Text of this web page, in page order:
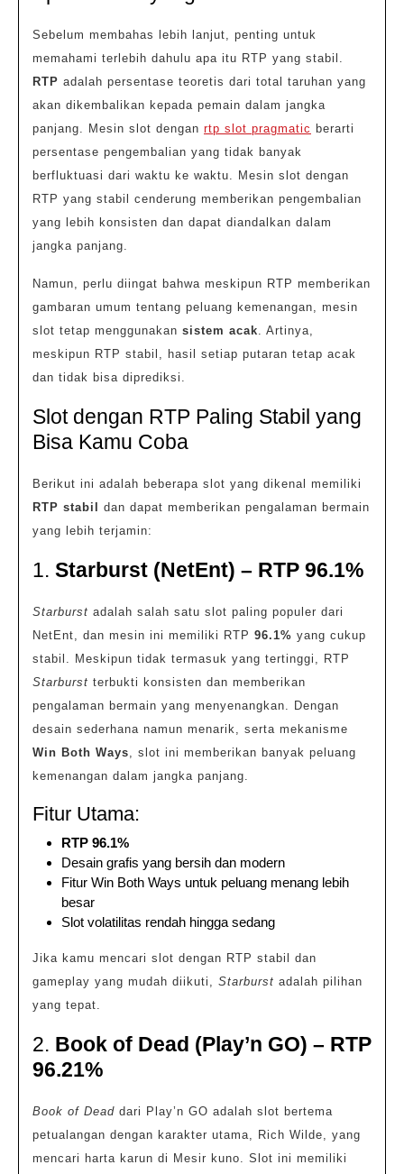
Sebelum membahas lebih lanjut, penting untuk
memahami terlebih dahulu apa itu RTP yang stabil.
RTP adalah persentase teoretis dari total taruhan yang
akan dikembalikan kepada pemain dalam jangka
panjang. Mesin slot dengan rtp slot pragmatic berarti
persentase pengembalian yang tidak banyak
berfluktuasi dari waktu ke waktu. Mesin slot dengan
RTP yang stabil cenderung memberikan pengembalian
yang lebih konsisten dan dapat diandalkan dalam
jangka panjang.
Namun, perlu diingat bahwa meskipun RTP memberikan
gambaran umum tentang peluang kemenangan, mesin
slot tetap menggunakan sistem acak. Artinya,
meskipun RTP stabil, hasil setiap putaran tetap acak
dan tidak bisa diprediksi.
Slot dengan RTP Paling Stabil yang
Bisa Kamu Coba
Berikut ini adalah beberapa slot yang dikenal memiliki
RTP stabil
dan dapat memberikan pengalaman bermain
yang lebih terjamin:
1. Starburst (NetEnt) – RTP 96.1%
Starburst adalah salah satu slot paling populer dari
NetEnt, dan mesin ini memiliki RTP 96.1% yang cukup
stabil. Meskipun tidak termasuk yang tertinggi, RTP
Starburst terbukti konsisten dan memberikan
pengalaman bermain yang menyenangkan. Dengan
desain sederhana namun menarik, serta mekanisme
Win Both Ways, slot ini memberikan banyak peluang
kemenangan dalam jangka panjang.
Fitur Utama:
RTP 96.1%
Desain grafis yang bersih dan modern
Fitur Win Both Ways untuk peluang menang lebih
besar
Slot volatilitas rendah hingga sedang
Jika kamu mencari slot dengan RTP stabil dan
gameplay yang mudah diikuti, Starburst adalah pilihan
yang tepat.
2. Book of Dead (Play’n GO) – RTP
96.21%
Book of Dead dari Play’n GO adalah slot bertema
petualangan dengan karakter utama, Rich Wilde, yang
mencari harta karun di Mesir kuno. Slot ini memiliki